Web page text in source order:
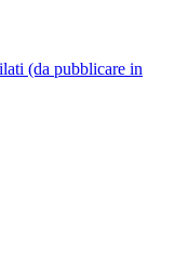
(da pubblicare in